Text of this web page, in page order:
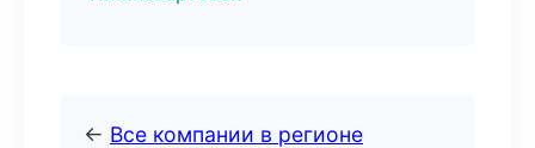
← Все компании в регионе